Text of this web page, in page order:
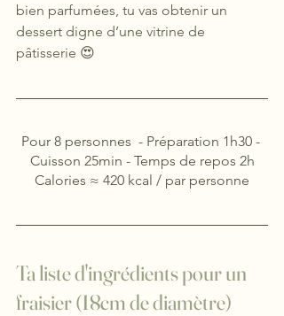
bien parfumées, tu vas obtenir un
dessert digne d’une vitrine de
pâtisserie 😍
Pour 8 personnes  - Préparation 1h30 -
Cuisson 25min - Temps de repos 2h
Calories ≈ 420 kcal / par personne
Ta liste d'ingrédients pour un
fraisier (18cm de diamètre)